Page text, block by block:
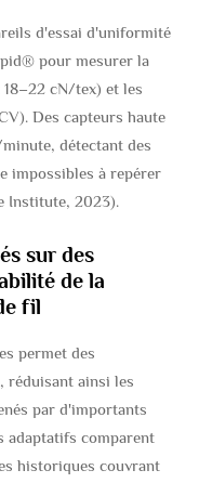
d'essai d'uniformité
pour mesurer la
cN/tex) et les
Des capteurs haute
détectant des
impossibles à repérer
Institute, 2023).
sur des
de la
fil
permet des
réduisant ainsi les
par d'importants
adaptatifs comparent
historiques couvrant